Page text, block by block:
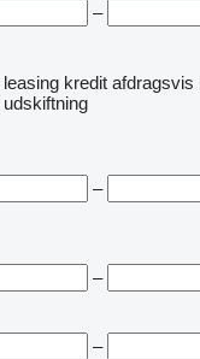
–
leasing kredit afdragsvis
udskiftning
–
–
–